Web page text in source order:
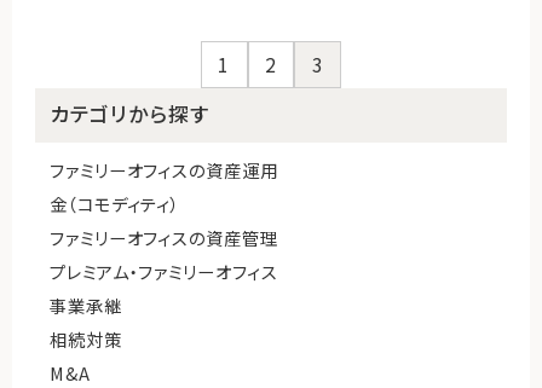
1 2 3
カテゴリから探す
ファミリーオフィスの資産運用
金（コモディティ）
ファミリーオフィスの資産管理
プレミアム・ファミリーオフィス
事業承継
相続対策
M&A